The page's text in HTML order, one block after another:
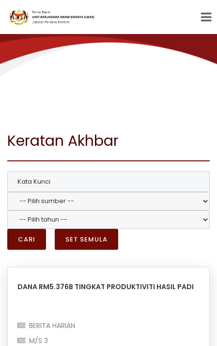
Keratan Akhbar
CARI SET SEMULA
DANA RM5.376B TINGKAT PRODUKTIVITI HASIL PADI
BERITA HARIAN
M/S 3